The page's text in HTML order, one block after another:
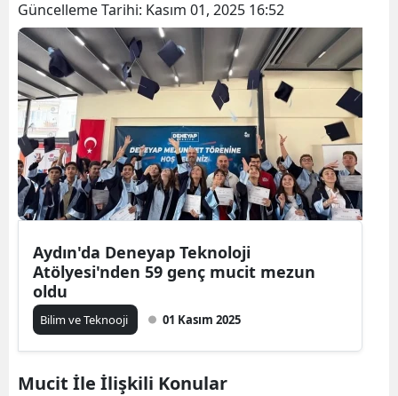
Güncelleme Tarihi: Kasım 01, 2025 16:52
Aydın'da Deneyap Teknoloji
Atölyesi'nden 59 genç mucit mezun
oldu
Bilim ve Teknooji 01 Kasım 2025
Mucit İle İlişkili Konular